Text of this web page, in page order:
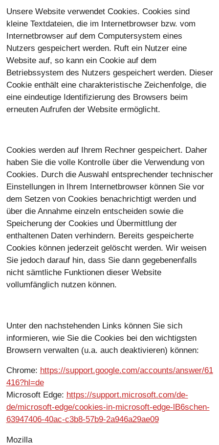
Unsere Website verwendet Cookies. Cookies sind
kleine Textdateien, die im Internetbrowser bzw. vom
Internetbrowser auf dem Computersystem eines
Nutzers gespeichert werden. Ruft ein Nutzer eine
Website auf, so kann ein Cookie auf dem
Betriebssystem des Nutzers gespeichert werden. Dieser
Cookie enthält eine charakteristische Zeichenfolge, die
eine eindeutige Identifizierung des Browsers beim
erneuten Aufrufen der Website ermöglicht.
Cookies werden auf Ihrem Rechner gespeichert. Daher
haben Sie die volle Kontrolle über die Verwendung von
Cookies. Durch die Auswahl entsprechender technischer
Einstellungen in Ihrem Internetbrowser können Sie vor
dem Setzen von Cookies benachrichtigt werden und
über die Annahme einzeln entscheiden sowie die
Speicherung der Cookies und Übermittlung der
enthaltenen Daten verhindern. Bereits gespeicherte
Cookies können jederzeit gelöscht werden. Wir weisen
Sie jedoch darauf hin, dass Sie dann gegebenenfalls
nicht sämtliche Funktionen dieser Website
vollumfänglich nutzen können.
Unter den nachstehenden Links können Sie sich
informieren, wie Sie die Cookies bei den wichtigsten
Browsern verwalten (u.a. auch deaktivieren) können:
Chrome: https://support.google.com/accounts/answer/61
416?hl=de
Microsoft Edge: https://support.microsoft.com/de-
de/microsoft-edge/cookies-in-microsoft-edge-lB6schen-
63947406-40ac-c3b8-57b9-2a946a29ae09
Mozilla